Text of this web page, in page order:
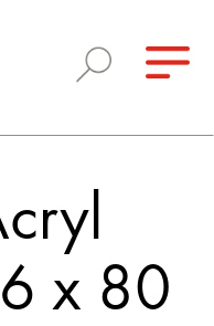
x 80